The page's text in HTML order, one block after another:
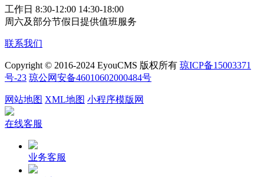
工作日 8:30-12:00 14:30-18:00
周六及部分节假日提供值班服务
联系我们
Copyright © 2016-2024 EyouCMS 版权所有 琼ICP备15003371
号-23 琼公网安备46010602000484号
网站地图 XML地图 小程序模版网
在线客服
业务客服